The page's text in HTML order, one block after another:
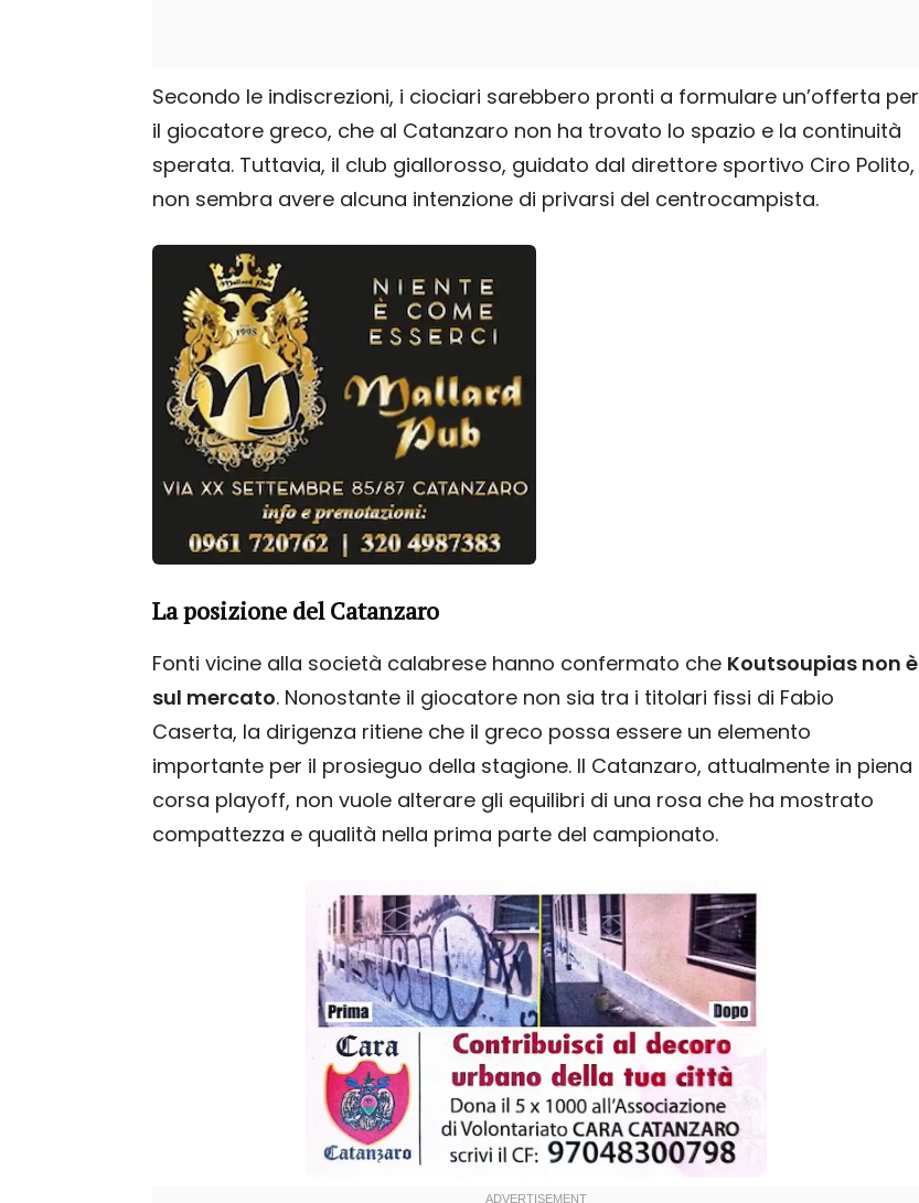
Secondo le indiscrezioni, i ciociari sarebbero pronti a formulare un’offerta per
il giocatore greco, che al Catanzaro non ha trovato lo spazio e la continuità
sperata. Tuttavia, il club giallorosso, guidato dal direttore sportivo Ciro Polito,
non sembra avere alcuna intenzione di privarsi del centrocampista.
La posizione del Catanzaro
Fonti vicine alla società calabrese hanno confermato che Koutsoupias non è
sul mercato. Nonostante il giocatore non sia tra i titolari fissi di Fabio
Caserta, la dirigenza ritiene che il greco possa essere un elemento
importante per il prosieguo della stagione. Il Catanzaro, attualmente in piena
corsa playoff, non vuole alterare gli equilibri di una rosa che ha mostrato
compattezza e qualità nella prima parte del campionato.